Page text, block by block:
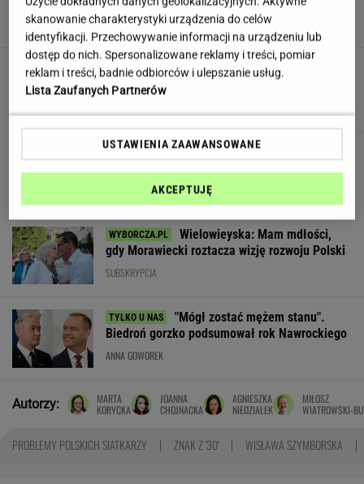
KLAUDIA KIERZKOWSKA
Quiz wiedzy ogólnej prawda/fałsz. Odróżnisz
fakty od mitów?
Skandynawski przepis na zdrowie? Sezonowe
MATERIAŁ PROMOCYJNY
Wielowieyska: Mam mdłości,
gdy Morawiecki roztacza wizję rozwoju Polski
SUBSKRYPCJA
"Mógł zostać mężem stanu".
Biedroń gorzko podsumował rok Nawrockiego
ANNA GOWOREK
Autorzy:
MARTA
KORYCKA
JOANNA
CHOJNACKA
AGNIESZKA
NIEDZIAŁEK
MIŁOSZ
WIATROWSKI-
PROBLEMY POLSKICH SIATKARZY ZNAK Z '30' WISŁAWA SZYMBORSKA
skanowanie charakterystyki urządzenia do celów
identyfikacji. Przechowywanie informacji na urządzeniu lub
dostęp do nich. Spersonalizowane reklamy i treści, pomiar
reklam i treści, badnie odbiorców i ulepszanie usług.
Lista Zaufanych Partnerów
USTAWIENIA ZAAWANSOWANE
AKCEPTUJĘ